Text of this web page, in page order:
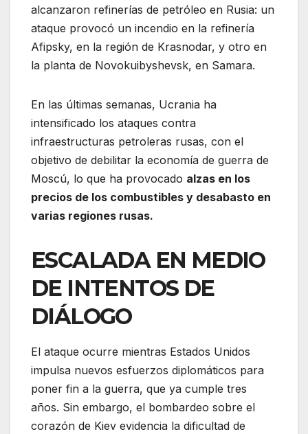
alcanzaron refinerías de petróleo en Rusia: un
ataque provocó un incendio en la refinería
Afipsky, en la región de Krasnodar, y otro en
la planta de Novokuibyshevsk, en Samara.
En las últimas semanas, Ucrania ha
intensificado los ataques contra
infraestructuras petroleras rusas, con el
objetivo de debilitar la economía de guerra de
Moscú, lo que ha provocado alzas en los
precios de los combustibles y desabasto en
varias regiones rusas.
ESCALADA EN MEDIO
DE INTENTOS DE
DIÁLOGO
El ataque ocurre mientras Estados Unidos
impulsa nuevos esfuerzos diplomáticos para
poner fin a la guerra, que ya cumple tres
años. Sin embargo, el bombardeo sobre el
corazón de Kiev evidencia la dificultad de